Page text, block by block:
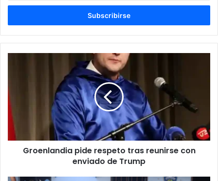
correo
tras
con
de
Trump
Groenlandia pide respeto tras reunirse con
enviado de Trump